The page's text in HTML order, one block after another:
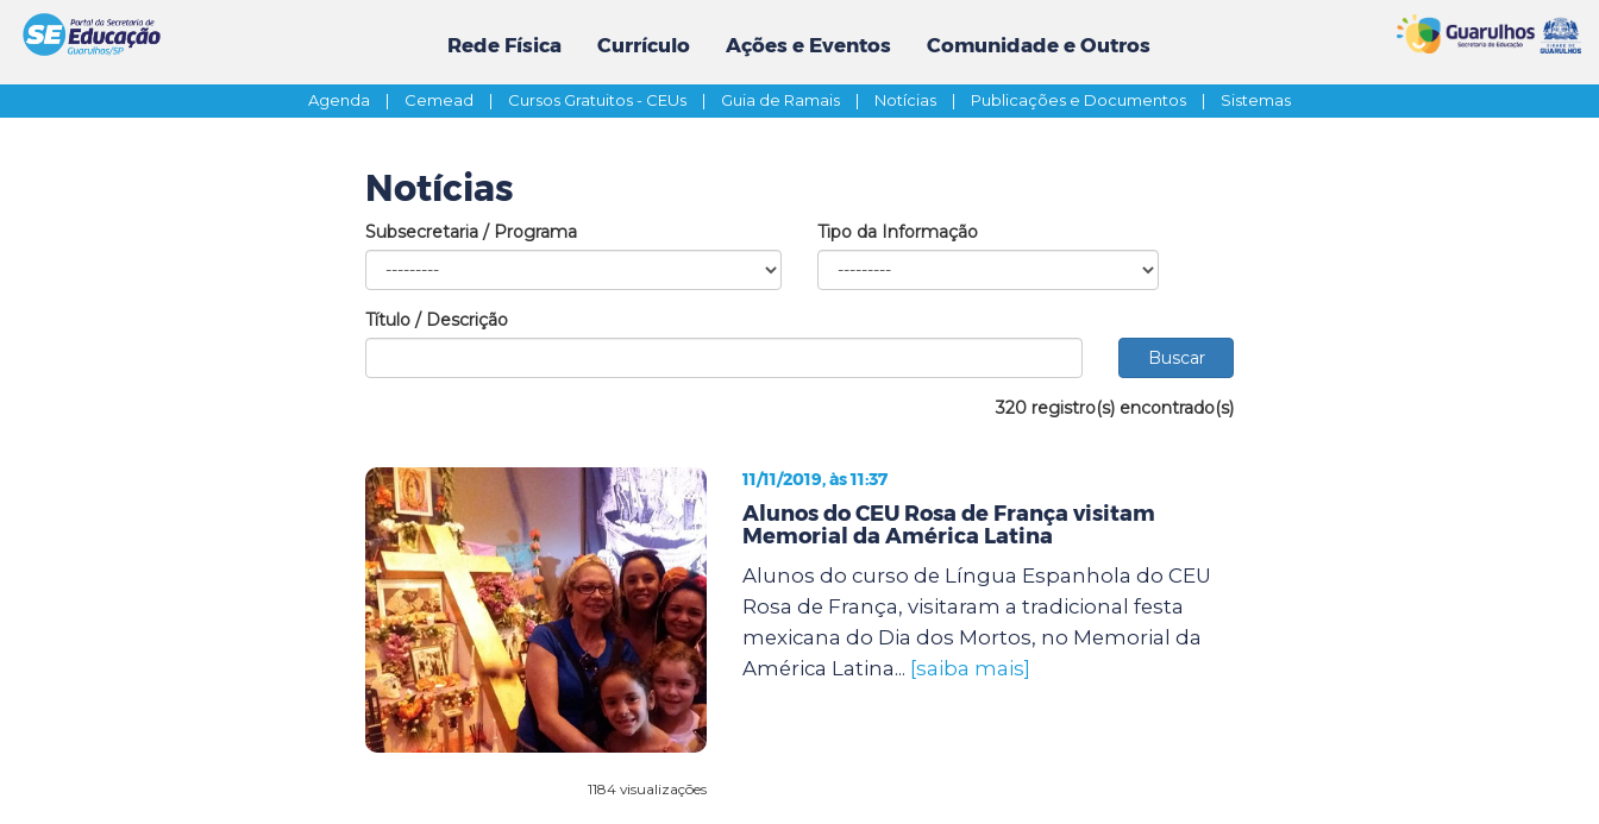
Rede Física Currículo Ações e Eventos Comunidade e Outros
Agenda | Cemead | Cursos Gratuitos - CEUs | Guia de Ramais | Notícias | Publicações e Documentos | Sistemas
Notícias
Subsecretaria / Programa Tipo da Informação
Título / Descrição
320 registro(s) encontrado(s)
1184 visualizações
11/11/2019, às 11:37
Alunos do CEU Rosa de França visitam
Memorial da América Latina
Alunos do curso de Língua Espanhola do CEU
Rosa de França, visitaram a tradicional festa
mexicana do Dia dos Mortos, no Memorial da
América Latina... [saiba mais]